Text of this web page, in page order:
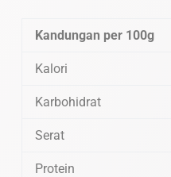
Kandungan per 100g
Kalori
Karbohidrat
Serat
Protein